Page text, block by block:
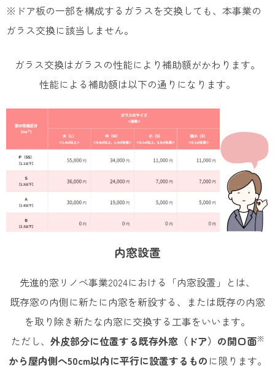
※ドア板の一部を構成するガラスを交換しても、本事業の
ガラス交換に該当しません。
ガラス交換はガラスの性能により補助額がかわります。
性能による補助額は以下の通りになります。
内窓設置
先進的窓リノベ事業2024における「内窓設置」とは、
既存窓の内側に新たに内窓を新設する、または既存の内窓
を取り除き新たな内窓に交換する工事をいいます。
ただし、 外皮部分に位置する既存外窓（ドア）の開口面※
から屋内側へ50cm以内に平行に設置するもの に限ります。​